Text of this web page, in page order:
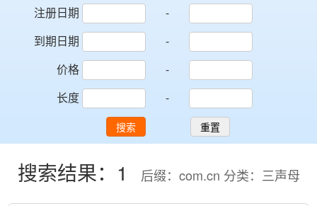
注册日期
-
到期日期
-
价格
-
长度
-
搜索 重置
搜索结果：1 后缀：com.cn 分类：三声母